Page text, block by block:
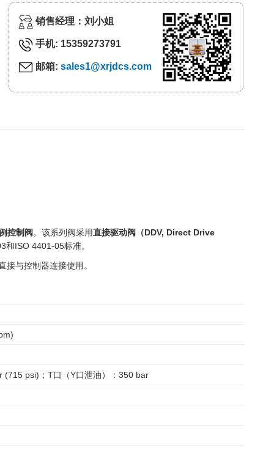
销售经理：刘小姐
手机: 15359273791
邮箱: sales1@xrjdcs.com
控制阀 。该系列阀采用直接驱动阀（DDV, Direct Drive
ISO 4401-05标准。
与控制器连接使用。
(715 psi)；T口（Y口泄油）：350 bar